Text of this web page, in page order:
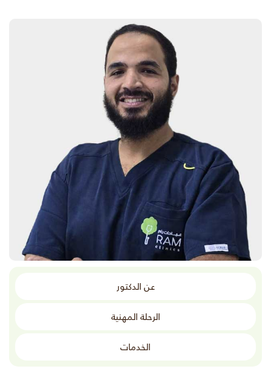
عن الدكتور
الرحلة المهنية
الخدمات